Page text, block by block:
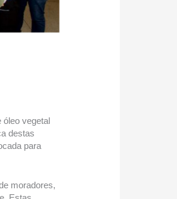
óleo vegetal
destas
para
moradores,